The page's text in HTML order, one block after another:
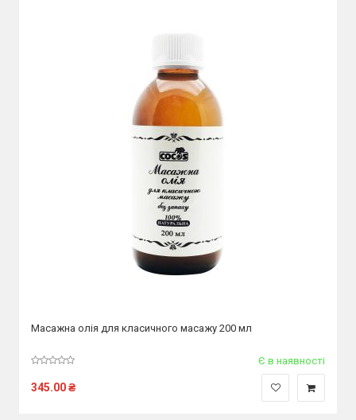
Масажна олія для класичного масажу 200 мл
Є в наявності
345.00₴